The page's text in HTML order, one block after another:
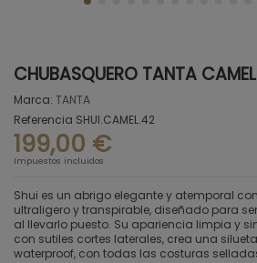
CHUBASQUERO TANTA CAMEL
Marca: TANTA
Referencia SHUI.CAMEL.42
199,00 €
Impuestos incluidos
Shui es un abrigo elegante y atemporal
ultraligero y transpirable, diseñado para
al llevarlo puesto. Su apariencia limpia y
con sutiles cortes laterales, crea una
waterproof, con todas las costuras